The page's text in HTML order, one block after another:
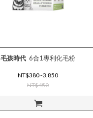
立即購買
毛孩時代 6合1專利化毛粉
NT$380~3,850
NT$450